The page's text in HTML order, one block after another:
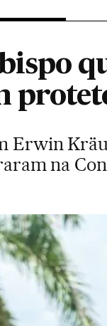
Erwin
na